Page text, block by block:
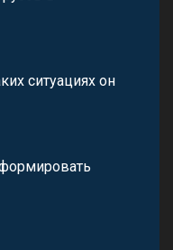
ситуациях он